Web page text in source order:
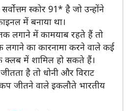
स्कोर 91* है जो उन्होंने
में बनाया था।
लगाने में कामयाब रहते हैं तो
का कारनामा करने वाले कई
क्लब में शामिल हो सकते हैं।
है तो धोनी और विराट
कप जीतने वाले इकलौते भारतीय